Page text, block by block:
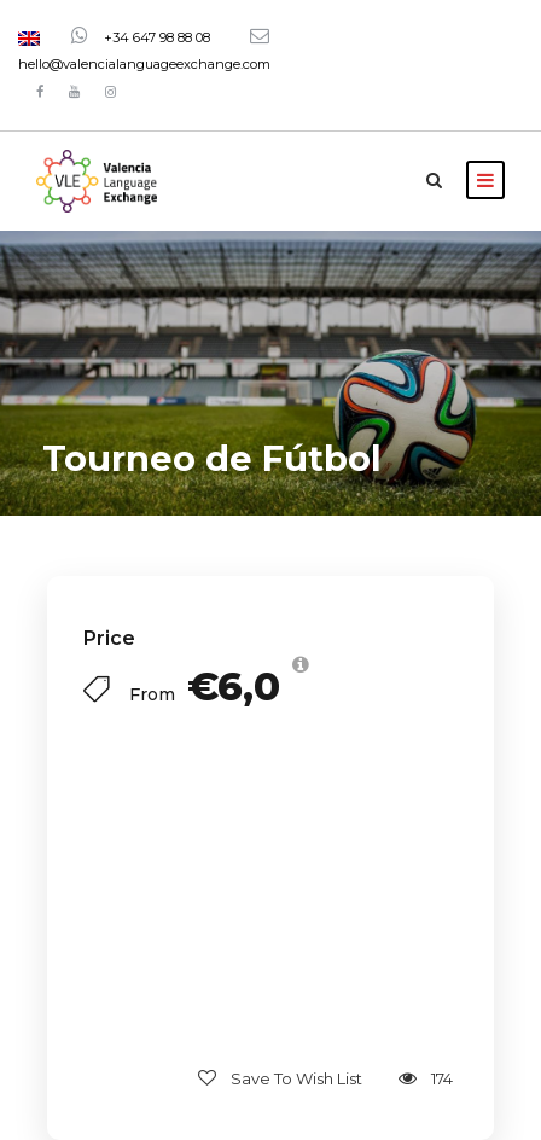
+34 647 98 88 08
hello@valencialanguageexchange.com
Tourneo de Fútbol
Price
From €6,0
Save To Wish List 174